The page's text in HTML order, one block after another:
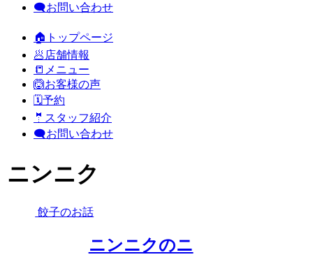
🗨️お問い合わせ
🏠トップページ
🥟店舗情報
📒メニュー
🙆お客様の声
🗓️予約
🤵スタッフ紹介
🗨️お問い合わせ
ニンニク
餃子のお話
ニンニクのニ